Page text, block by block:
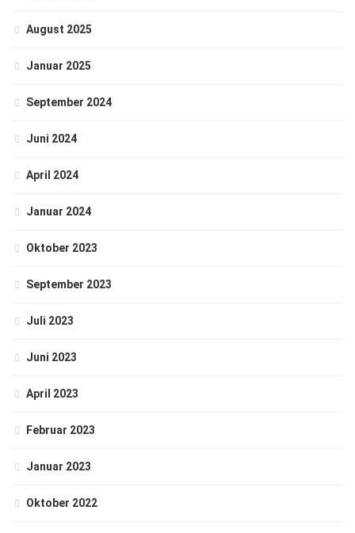
August 2025
Januar 2025
September 2024
Juni 2024
April 2024
Januar 2024
Oktober 2023
September 2023
Juli 2023
Juni 2023
April 2023
Februar 2023
Januar 2023
Oktober 2022